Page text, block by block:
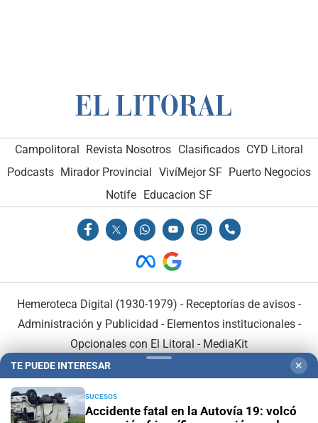
Campolitoral Revista Nosotros Clasificados CYD Litoral
Podcasts Mirador Provincial VivíMejor SF Puerto Negocios
Notife
Educacion SF
Hemeroteca Digital (1930-1979) - Receptorías de avisos -
Administración y Publicidad - Elementos institucionales-
Opcionales con El Litoral - MediaKit
TE PUEDE INTERESAR ✕
SUCESOS
Accidente fatal en la Autovía 19: volcó